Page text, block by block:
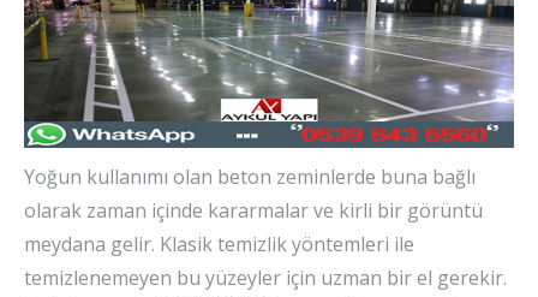
Yoğun kullanımı olan beton zeminlerde buna bağlı
olarak zaman içinde kararmalar ve kirli bir görüntü
meydana gelir. Klasik temizlik yöntemleri ile
temizlenemeyen bu yüzeyler için uzman bir el gerekir.